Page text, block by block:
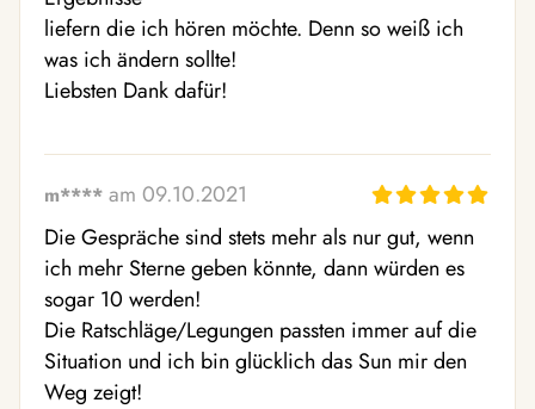
liefern die ich hören möchte. Denn so weiß ich
was ich ändern sollte!
Liebsten Dank dafür!
m**** am 09.10.2021
Die Gespräche sind stets mehr als nur gut, wenn
ich mehr Sterne geben könnte, dann würden es
sogar 10 werden!
Die Ratschläge/Legungen passten immer auf die
Situation und ich bin glücklich das Sun mir den
Weg zeigt!